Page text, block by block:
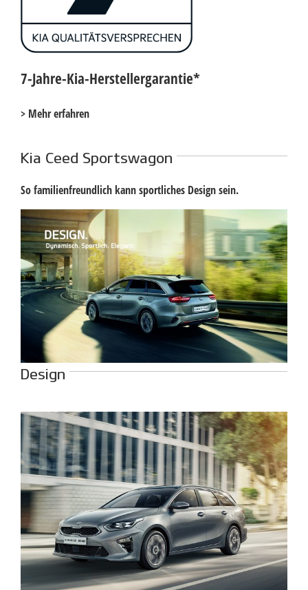
7-Jahre-Kia-Herstellergarantie*
> Mehr erfahren
Kia Ceed Sportswagon
So familienfreundlich kann sportliches Design sein.
Design